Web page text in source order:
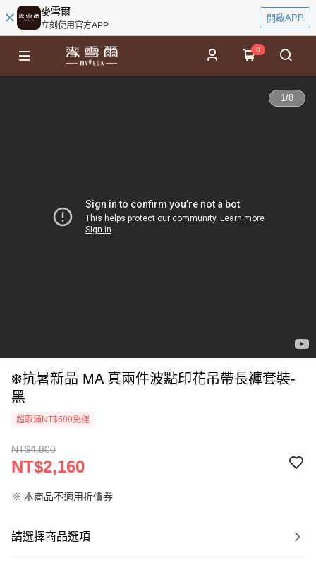
麥雪爾
立刻使用官方APP
開啟APP
0
1/8
❄️抗暑新品 MA 真兩件波點印花吊帶長褲套裝-
黑
超取滿NT$599免運
NT$4,800
NT$2,160
※ 本商品不適用折價券
請選擇商品選項